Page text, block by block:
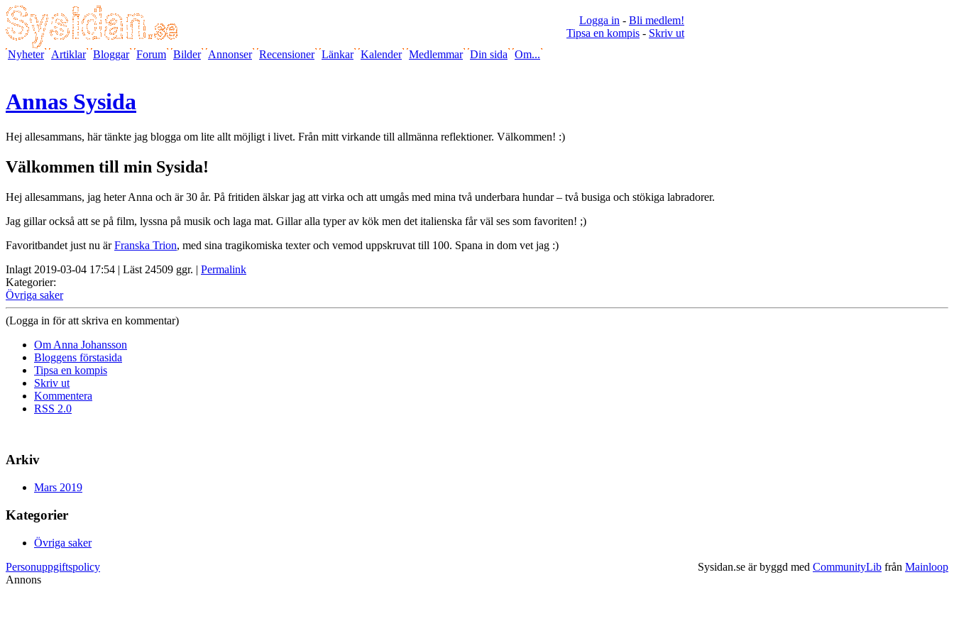
Logga in - Bli medlem!
Tipsa en kompis - Skriv ut
Nyheter
Artiklar Bloggar Forum Bilder Annonser Recensioner Länkar Kalender Medlemmar Din sida Om...
Annas Sysida
Hej allesammans, här tänkte jag blogga om lite allt möjligt i livet. Från mitt virkande till allmänna reflektioner. Välkommen! :)
Välkommen till min Sysida!
Hej allesammans, jag heter Anna och är 30 år. På fritiden älskar jag att virka och att umgås med mina två underbara hundar – två busiga och stökiga labradorer.
Jag gillar också att se på film, lyssna på musik och laga mat. Gillar alla typer av kök men det italienska får väl ses som favoriten! ;)
Favoritbandet just nu ärFranska Trion, med sina tragikomiska texter och vemod uppskruvat till 100. Spana in dom vet jag :)
Inlagt 2019-03-04 17:54 | Läst 24509 ggr. | Permalink
Kategorier:
Övriga saker
(Logga in för att skriva en kommentar)
Om Anna Johansson
Bloggens förstasida
Tipsa en kompis
Skriv ut
Kommentera
RSS 2.0
Arkiv
Mars 2019
Kategorier
Övriga saker
Sysidan.se är byggd med CommunityLib från Mainloop
Personuppgiftspolicy
Annons